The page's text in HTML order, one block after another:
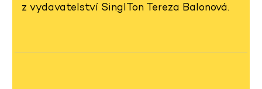
z vydavatelství SinglTon Tereza Balonová.